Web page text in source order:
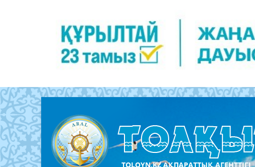
TOLQYN.KZ АҚПАРАТТЫҚ АГЕНТТІГІ